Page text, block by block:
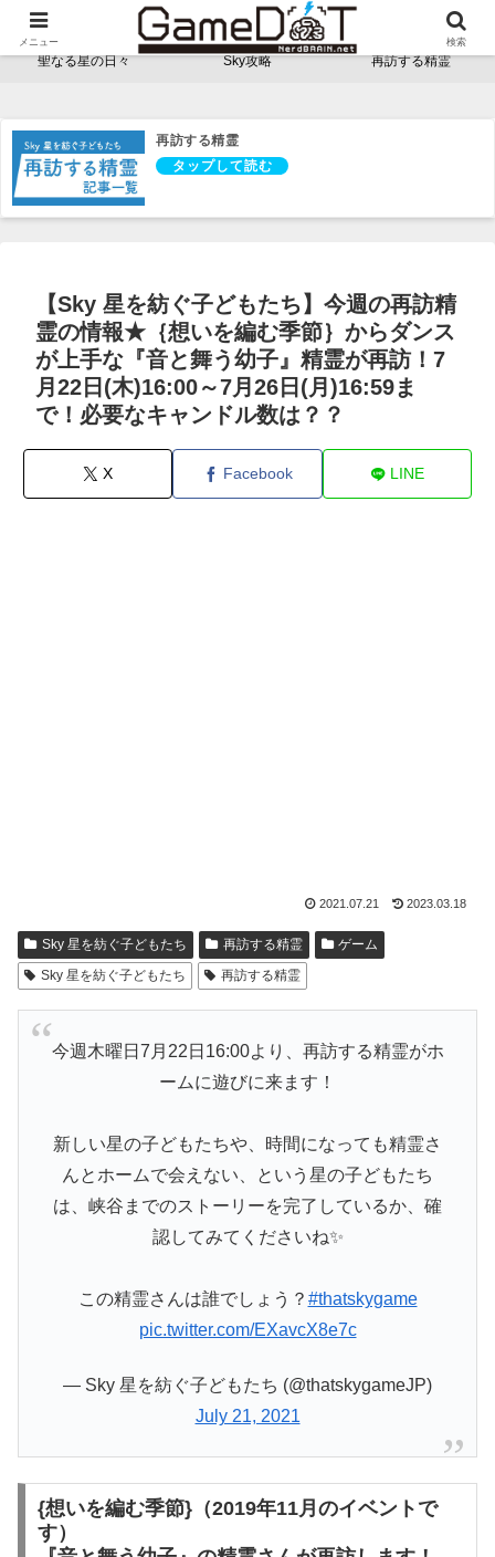
NerdBRAINゲーム支部 - ゲームドット -
聖なる星の日々 Sky攻略 再訪する精霊
再訪する精霊
【Sky 星を紡ぐ子どもたち】今週の再訪精
霊の情報★｛想いを編む季節｝からダンス
が上手な『音と舞う幼子』精霊が再訪！7
月22日(木)16:00～7月26日(月)16:59ま
で！必要なキャンドル数は？？
X Facebook LINE
2021.07.21 2023.03.18
Sky 星を紡ぐ子どもたち 再訪する精霊
ゲーム
Sky 星を紡ぐ子どもたち
再訪する精霊
今週木曜日7月22日16:00より、再訪する精霊がホ
ームに遊びに来ます！
新しい星の子どもたちや、時間になっても精霊さ
んとホームで会えない、という星の子どもたち
は、峡谷までのストーリーを完了しているか、確
認してみてくださいね✨
この精霊さんは誰でしょう？ #thatskygame
pic.twitter.com/EXavcX8e7c
— Sky 星を紡ぐ子どもたち (@thatskygameJP)
July 21, 2021
{想いを編む季節}（2019年11月のイベントで
す）
メニュー 検索